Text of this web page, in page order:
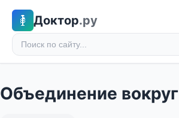
Доктор.ру
Объединение вокруг